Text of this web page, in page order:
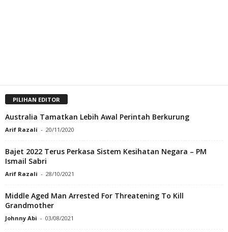
PILIHAN EDITOR
Australia Tamatkan Lebih Awal Perintah Berkurung
Arif Razali - 20/11/2020
Bajet 2022 Terus Perkasa Sistem Kesihatan Negara – PM
Ismail Sabri
Arif Razali - 28/10/2021
Middle Aged Man Arrested For Threatening To Kill
Grandmother
Johnny Abi - 03/08/2021